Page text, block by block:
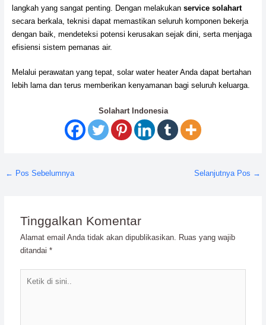
langkah yang sangat penting. Dengan melakukan service solahart
secara berkala, teknisi dapat memastikan seluruh komponen bekerja
dengan baik, mendeteksi potensi kerusakan sejak dini, serta menjaga
efisiensi sistem pemanas air.
Melalui perawatan yang tepat, solar water heater Anda dapat bertahan
lebih lama dan terus memberikan kenyamanan bagi seluruh keluarga.
Solahart Indonesia
← Pos Sebelumnya Selanjutnya Pos →
Tinggalkan Komentar
Alamat email Anda tidak akan dipublikasikan. Ruas yang wajib
ditandai*